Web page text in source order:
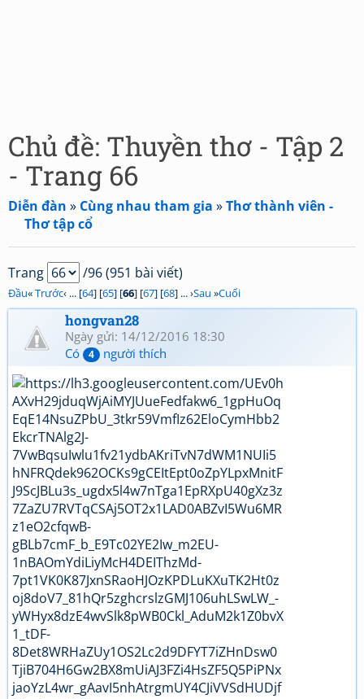
Chủ đề: Thuyền thơ - Tập 2
- Trang 66
Diễn đàn » Cùng nhau tham gia »Thơ thành viên -
Thơ tập cổ
Trang /96 (951 bài viết)
Đầu«Trước‹ ... [64] [65] [66] [67] [68] ... ›Sau »Cuối
hongvan28
Ngày gửi: 14/12/2016 18:30
Có
4 người thích